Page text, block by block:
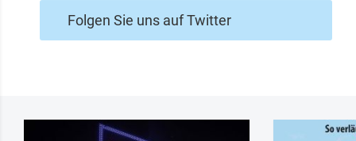
Folgen Sie uns auf Twitter